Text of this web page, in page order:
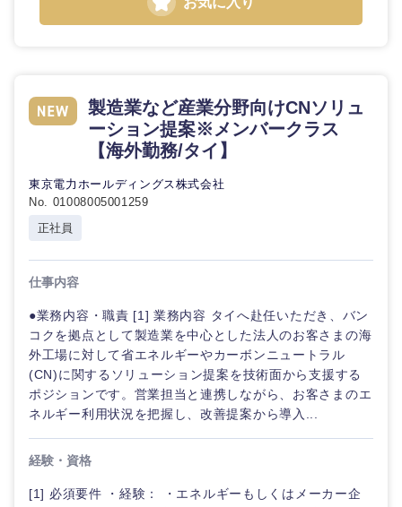
製造業など産業分野向けCNソリュ
ーション提案※メンバークラス
【海外勤務/タイ】
東京電力ホールディングス株式会社
No. 01008005001259
正社員
仕事内容
●業務内容・職責 [1] 業務内容 タイへ赴任いただき、バン
コクを拠点として製造業を中心とした法人のお客さまの海
外工場に対して省エネルギーやカーボンニュートラル
(CN)に関するソリューション提案を技術面から支援する
ポジションです。営業担当と連携しながら、お客さまのエ
ネルギー利用状況を把握し、改善提案から導入...
経験・資格
[1] 必須要件 ・経験： ・エネルギーもしくはメーカー企